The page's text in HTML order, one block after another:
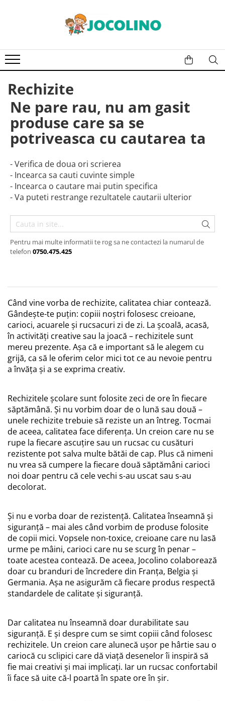
1 - 2 Ani
2 - 3 Ani
3 - 4 Ani
4 - 5 Ani
6 - 7 Ani
7 - 8 Ani
8 - 9 Ani
9+ Ani
Rechizite
Ne pare rau, nu am gasit
produse care sa se
potriveasca cu cautarea ta
- Verifica de doua ori scrierea
- Incearca sa cauti cuvinte simple
- Incearca o cautare mai putin specifica
- Va puteti restrange rezultatele cautarii ulterior
Pentru mai multe informatii te rog sa ne contactezi la numarul de
telefon 0750.475.425
Când vine vorba de rechizite, calitatea chiar contează.
Gândește-te puțin: copiii noștri folosesc creioane,
carioci, acuarele și rucsacuri zi de zi. La școală, acasă,
în activități creative sau la joacă – rechizitele sunt
mereu prezente. Așa că e important să le alegem cu
grijă, ca să le oferim celor mici tot ce au nevoie pentru
a învăța și a se exprima creativ.
Rechizitele școlare sunt folosite zeci de ore în fiecare
săptămână. Și nu vorbim doar de o lună sau două –
unele rechizite trebuie să reziste un an întreg. Tocmai
de aceea, calitatea face diferența. Un creion care nu se
rupe la fiecare ascuțire sau un rucsac cu cusături
rezistente pot salva multe bătăi de cap. Plus că nimeni
nu vrea să cumpere la fiecare două săptămâni carioci
noi doar pentru că cele vechi s-au uscat sau s-au
decolorat.
Și nu e vorba doar de rezistență. Calitatea înseamnă și
siguranță – mai ales când vorbim de produse folosite
de copii mici. Vopsele non-toxice, creioane care nu lasă
urme pe mâini, carioci care nu se scurg în penar –
toate acestea contează. De aceea, Jocolino colaborează
doar cu branduri de încredere din Franța, Belgia și
Germania. Așa ne asigurăm că fiecare produs respectă
standardele de calitate și siguranță.
Dar calitatea nu înseamnă doar durabilitate sau
siguranță. E și despre cum se simt copiii când folosesc
rechizitele. Un creion care alunecă ușor pe hârtie sau o
cariocă cu sclipici care dă viață desenelor îi inspiră să
fie mai creativi și mai implicați. Iar un rucsac confortabil
îi face să uite că-l poartă în spate ore în șir.